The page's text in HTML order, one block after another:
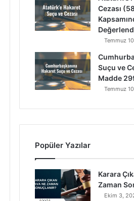
Cezası
Temmuz
Suçu ve
Madde
Temmuz
Popüler Yazılar
Karara
Zaman
Ekim 3,